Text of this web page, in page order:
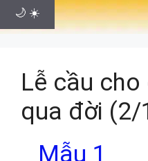
🌙 ☀️
Lễ cầu
qua đời (2/
Mẫu 1